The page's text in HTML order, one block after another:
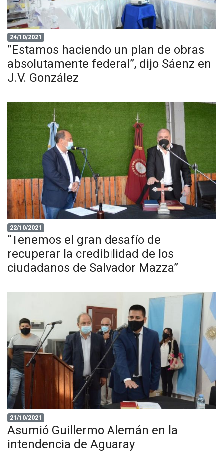
24/10/2021
”Estamos haciendo un plan de obras
absolutamente federal”, dijo Sáenz en
J.V. González
22/10/2021
“Tenemos el gran desafío de
recuperar la credibilidad de los
ciudadanos de Salvador Mazza”
21/10/2021
Asumió Guillermo Alemán en la
intendencia de Aguaray